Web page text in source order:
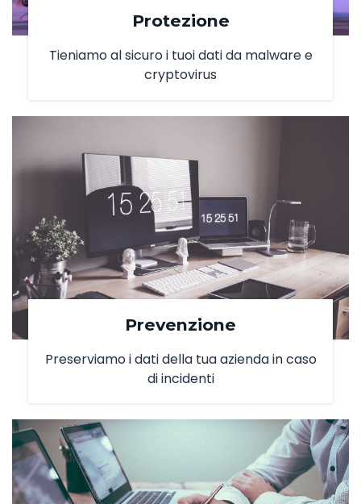
Protezione
Tieniamo al sicuro i tuoi dati da malware e
cryptovirus
Prevenzione
Preserviamo i dati della tua azienda in caso
di incidenti